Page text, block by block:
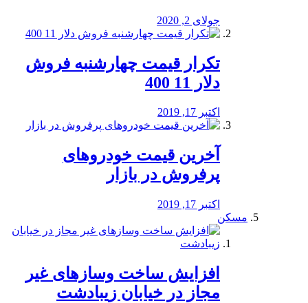
جولای 2, 2020
تکرار قیمت چهارشنبه فروش
دلار 11 400
اکتبر 17, 2019
آخرین قیمت خودرو‌های
پرفروش در بازار
اکتبر 17, 2019
مسکن
افزایش ساخت وسازهای غیر
مجاز در خیابان زیبادشت